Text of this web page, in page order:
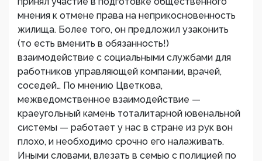
мнения к отмене права на неприкосновенность
жилища. Более того, он предложил узаконить
(то есть вменить в обязанность!)
взаимодействие с социальными службами для
работников управляющей компании, врачей,
соседей… По мнению Цветкова,
межведомственное взаимодействие —
краеугольный камень тоталитарной ювенальной
системы — работает у нас в стране из рук вон
плохо, и необходимо срочно его налаживать.
Иными словами, влезать в семью с полицией по